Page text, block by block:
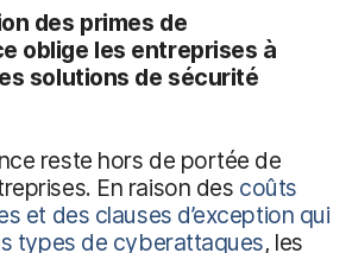
des primes de
oblige les entreprises à
solutions de sécurité
reste hors de portée de
En raison des coûts
et des clauses d’exception qui
types de cyberattaques, les